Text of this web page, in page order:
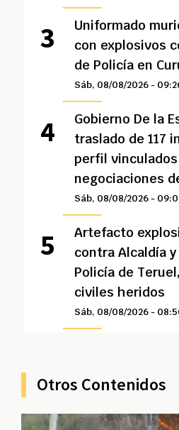
Uniformado
con explosivos
de Policía en
Sáb, 08/08/2026 -
Gobierno De la
traslado de 117
perfil
negociaciones
Sáb, 08/08/2026 -
Artefacto
contra Alcaldía
Policía de
civiles heridos
Sáb, 08/08/2026 -
Otros Contenidos